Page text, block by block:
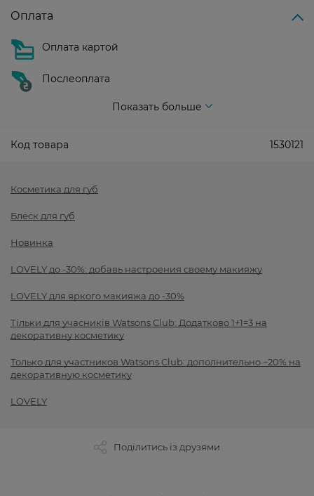
Оплата
Оплата картой
Послеоплата
Показать больше
Код товара 1530121
Косметика для губ
Блеск для губ
Новинка
LOVELY до -30%: добавь настроения своему макияжу
LOVELY для яркого макияжа до -30%
Тільки для учасників Watsons Club: Додатково 1+1=3 на
декоративну косметику
Только для участников Watsons Club: дополнительно −20% на
декоративную косметику
LOVELY
Поділитись із друзями